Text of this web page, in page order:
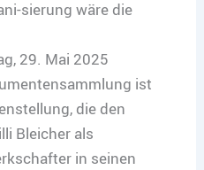
sierung wäre die
29. Mai 2025
ist
die den
Bleicher als
in seinen